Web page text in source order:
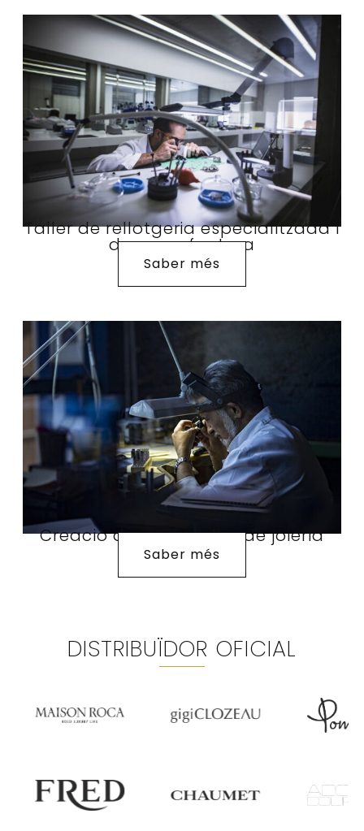
Taller de rellotgeria especialitzada i
de manufactura
Saber més
Creació de joies i taller de joieria
Saber més
DISTRIBUÏDOR OFICIAL